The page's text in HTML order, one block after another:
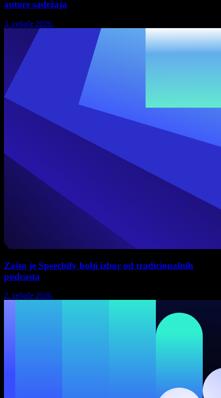
autore sadržaja
3. veljače 2026.
Zašto je Speechify bolji izbor od tradicionalnih
podcasta
2. veljače 2026.